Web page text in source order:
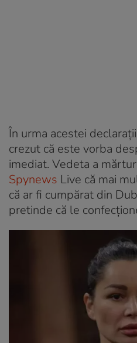
În urma acestei
crezut că este vorba
imediat. Vedeta a
Spynews Live că mai
că ar fi cumpărat din
pretinde că le